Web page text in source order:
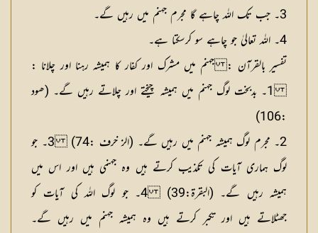
3۔ جب تک اللہ چاہے گا مجرم جہنم میں رہیں گے۔
4۔ اللہ تعالیٰ جو چاہے سو کرسکتا ہے۔
تفسیر بالقرآن : جہنم میں مشرک اور کفار کا ہمیشہ رہنا اور چلانا :
1۔ بدبخت لوگ جہنم میں ہمیشہ چیختے اور چلاتے رہیں گے۔ (ھود
:106)
2۔ مجرم لوگ ہمیشہ جہنم میں رہیں گے۔ (الز خرف :74) 3۔ جو
لوگ ہماری آیات کی تکذیب کرتے ہیں وہ جہنمی ہیں اور اس میں
ہمیشہ رہیں گے۔ (البقرۃ:39) 4۔ جو لوگ اللہ کی آیات کو
جھٹلاتے ہیں اور تکبر کرتے ہیں وہ ہمیشہ جہنم میں رہیں گے۔